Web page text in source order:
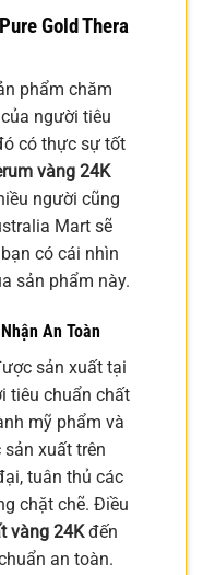
GoldThera
phẩm chăm
người tiêu
có thực sự tốt
vàng 24K
người cũng
Mart sẽ
có cái nhìn
sản phẩm này.
An Toàn
sản xuất tại
tiêu chuẩn chất
mỹ phẩm và
xuất trên
tuân thủ các
chặt chẽ. Điều
vàng 24Kđến
an toàn.